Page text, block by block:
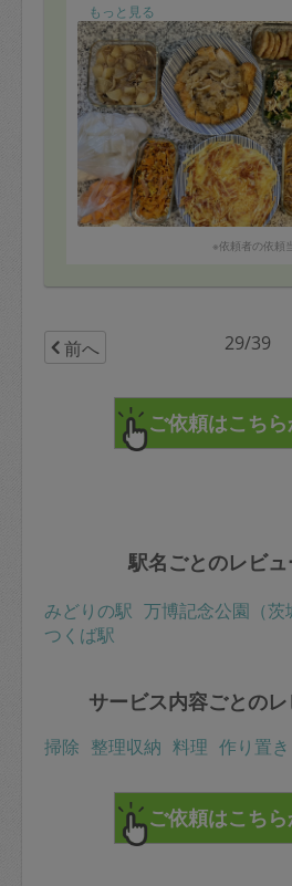
すが、子供は好物なので、喜んで
・プロセスチェック(4点)
研修ビデオ通りに行えました。駅
は地図アプリで確認できると良い
・段取りの良さ(5点)
初めてながらも時間配分は良かっ
・丁寧さ(4点)
料理の時間がおしたため、掃除は
再チェックされると良いと思いま
た部分は切り分けられるといいで
・主体性(4点)
メールのヒアリングをうまく使え
■依頼者の方へ:
調理師免許をお待ちで、キッチン
る明るく、優しい、そして、まじ
す。
家庭訪問して料理するのは初めて
練習を重ねてきてくださったり、
子さんに好評だったメニューも教
レパートリーからのメニュー選び
特にチキンカツ煮は、厚みが3セン
のテンションがMaxでした。出来
冷蔵庫にいれた翌日に冷えたまま
甘みもあり、子供も食べやすく、
また、余った時間でお伺いをたて
処理をお願いしたした。各メニュ
いたりなど、諸々の配慮も素晴らし
●本日の作り置きメニュー （8品＋
じゃがいもとベーコンのお焼き
鶏団子スープ
＋α
子供用の麻婆春雨
ささみの下処理
人参の下処理
美味しい料理をありがとうございま
子供中心の味付けを心配されてい
けに調味料を加えることもなく、
もっと見る
※依頼者の依頼
前へ 29/39
駅名ごとのレビ
みどりの駅 万博記念公園（茨
つくば駅
サービス内容ごとの
掃除 整理収納 料理 作り置き